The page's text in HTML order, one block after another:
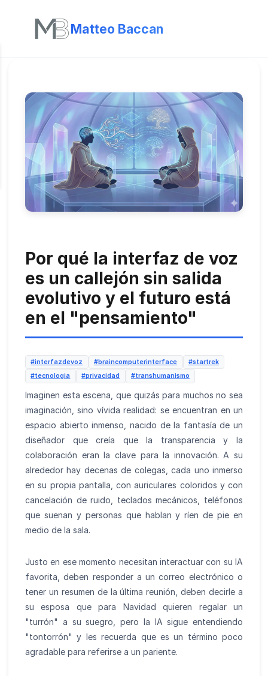
Matteo Baccan
Por qué la interfaz de voz
es un callejón sin salida
evolutivo y el futuro está
en el "pensamiento"
#interfazdevoz #braincomputerinterface
#startrek
#tecnologia
#privacidad #transhumanismo
Imaginen esta escena, que quizás para muchos no sea
imaginación, sino vívida realidad: se encuentran en un
espacio abierto inmenso, nacido de la fantasía de un
diseñador que creía que la transparencia y la
colaboración eran la clave para la innovación. A su
alrededor hay decenas de colegas, cada uno inmerso
en su propia pantalla, con auriculares coloridos y con
cancelación de ruido, teclados mecánicos, teléfonos
que suenan y personas que hablan y ríen de pie en
medio de la sala.
Justo en ese momento necesitan interactuar con su IA
favorita, deben responder a un correo electrónico o
tener un resumen de la última reunión, deben decirle a
su esposa que para Navidad quieren regalar un
"turrón" a su suegro, pero la IA sigue entendiendo
"tontorrón" y les recuerda que es un término poco
agradable para referirse a un pariente.